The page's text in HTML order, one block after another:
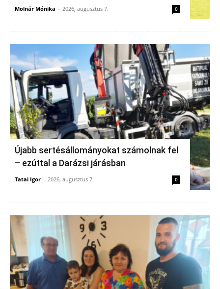
Molnár Mónika - 2026, augusztus 7. 0
Újabb sertésállományokat számolnak fel
– ezúttal a Darázsi járásban
Tatai Igor - 2026, augusztus 7. 0